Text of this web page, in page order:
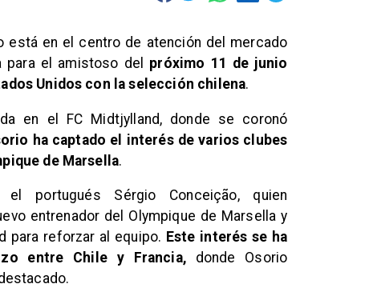
está en el centro de atención del mercado
el amistoso del
próximo 11 de junio
Unidos con la selección chilena.
en el FC Midtjylland, donde se coronó
ha captado el interés de varios clubes
de Marsella.
portugués Sérgio Conceição, quien
entrenador del Olympique de Marsella y
para reforzar al equipo. Este interés se ha
entre Chile y Francia,donde Osorio